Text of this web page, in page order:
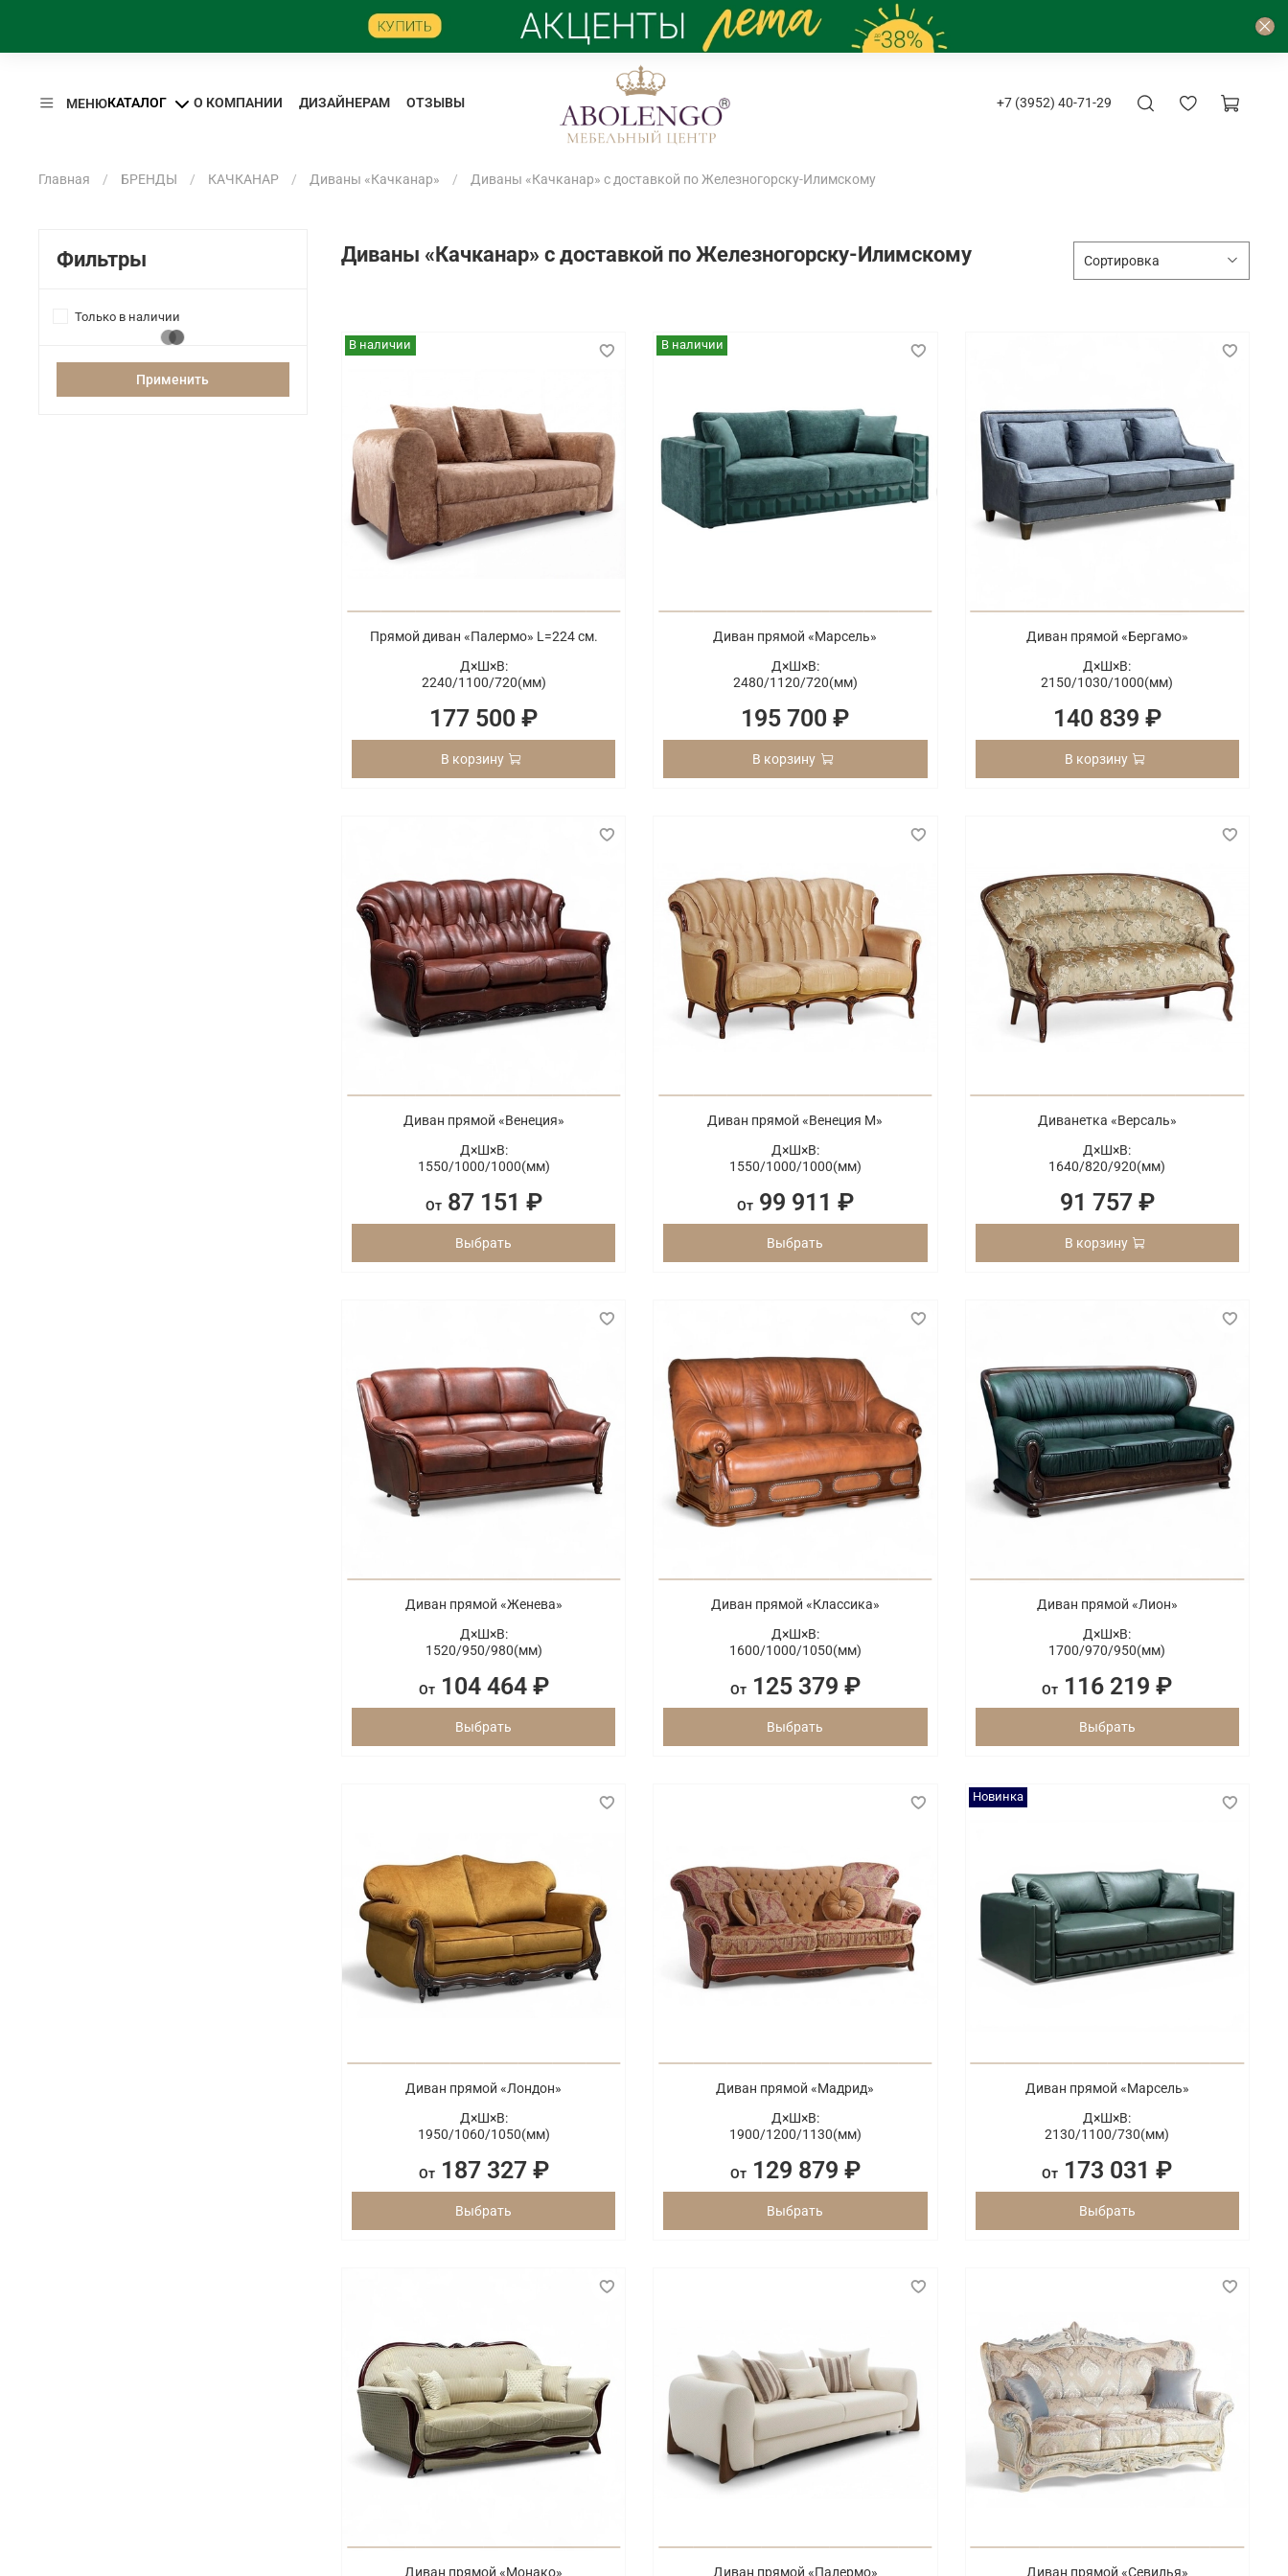
МЕНЮКАТАЛОГ О КОМПАНИИ ДИЗАЙНЕРАМ ОТЗЫВЫ +7 (3952) 40-71-29
Главная БРЕНДЫ КАЧКАНАР Диваны «Качканар» Диваны «Качканар» с доставкой по Железногорску-Илимскому
Диваны «Качканар» с доставкой по Железногорску-Илимскому
В наличии
Прямой диван «Палермо» L=224 см.
Д×Ш×В:
2240/1100/720(мм)
177 500 ₽
В корзину
В наличии
Диван прямой «Марсель»
Д×Ш×В:
2480/1120/720(мм)
195 700 ₽
В корзину
Диван прямой «Бергамо»
Д×Ш×В:
2150/1030/1000(мм)
140 839 ₽
В корзину
Диван прямой «Венеция»
Д×Ш×В:
1550/1000/1000(мм)
От87 151 ₽
Выбрать
Диван прямой «Венеция М»
Д×Ш×В:
1550/1000/1000(мм)
От99 911 ₽
Выбрать
Диванетка «Версаль»
Д×Ш×В:
1640/820/920(мм)
91 757 ₽
В корзину
Диван прямой «Женева»
Д×Ш×В:
1520/950/980(мм)
От104 464 ₽
Выбрать
Диван прямой «Классика»
Д×Ш×В:
1600/1000/1050(мм)
От125 379 ₽
Выбрать
Диван прямой «Лион»
Д×Ш×В:
1700/970/950(мм)
От 116 219 ₽
Выбрать
Диван прямой «Лондон»
Д×Ш×В:
1950/1060/1050(мм)
От187 327 ₽
Выбрать
Диван прямой «Мадрид»
Д×Ш×В:
1900/1200/1130(мм)
От129 879 ₽
Выбрать
Новинка
Диван прямой «Марсель»
Д×Ш×В:
2130/1100/730(мм)
От 173 031 ₽
Выбрать
Диван прямой «Монако» Диван прямой «Палермо» Диван прямой «Севилья»
Фильтры
Только в наличии
Применить